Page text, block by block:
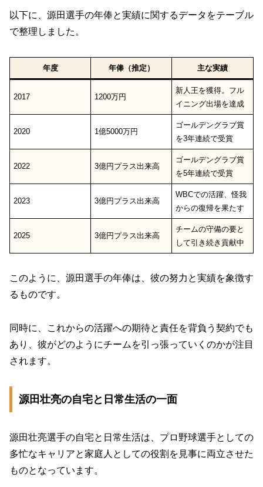
以下に、源田選手の年俸と実績に関するデータをテーブル
で整理しました。
年度 年俸（推定） 主な実績
2017 1200万円
新人王を獲得。フル
イニング出場を達成
2020 1億5000万円
ゴールデングラブ賞
を3年連続で受賞
2022 3億円プラス出来高
ゴールデングラブ賞
を5年連続で受賞
2023 3億円プラス出来高
WBCでの活躍、怪我
からの復帰を果たす
2025 3億円プラス出来高
チームの守備の要と
して引き続き貢献中
このように、源田選手の年俸は、彼の努力と実績を象徴す
るものです。
同時に、これからの活躍への期待と責任を背負う契約でも
あり、彼がどのようにチームを引っ張っていくのかが注目
されます。
源田壮亮の自宅と日常生活の一面
源田壮亮選手の自宅と日常生活は、プロ野球選手としての
多忙なキャリアと家庭人としての役割を見事に両立させた
ものとなっています。